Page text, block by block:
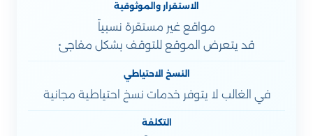
الاستقرار والموثوقية
مواقع غير مستقرة نسبياً
قد يتعرض الموقع للتوقف بشكل مفاجئ
النسخ الاحتياطي
في الغالب لا يتوفر خدمات نسخ احتياطية مجانية
التكلفة